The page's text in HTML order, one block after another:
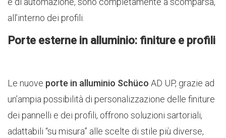
all’interno dei profili.
Porte esterne in alluminio: finiture e profili
Le nuove porte in alluminio Schüco AD UP, grazie ad
un’ampia possibilità di personalizzazione delle finiture
dei pannelli e dei profili, offrono soluzioni sartoriali,
adattabili “su misura” alle scelte di stile più diverse,